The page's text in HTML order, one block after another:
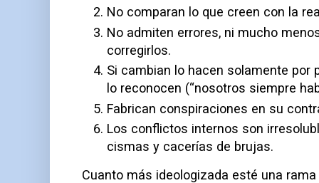
No comparan lo que creen con la
No admiten errores, ni mucho
corregirlos.
Si cambian lo hacen solamente por
lo reconocen (“nosotros siempre
Fabrican conspiraciones en su
Los conflictos internos son
cismas y cacerías de brujas.
Cuanto más ideologizada esté una